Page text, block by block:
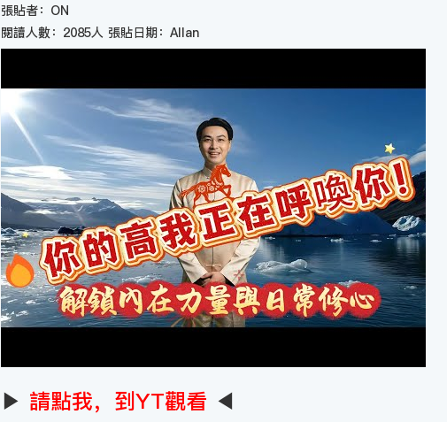
張貼者：ON
閱讀人數：2085人 張貼日期：Allan
▶ 請點我，到YT觀看 ◀